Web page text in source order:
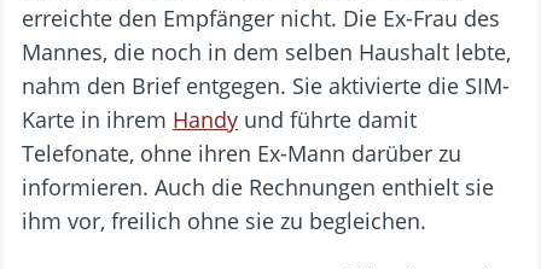
erreichte den Empfänger nicht. Die Ex-Frau des
Mannes, die noch in dem selben Haushalt lebte,
nahm den Brief entgegen. Sie aktivierte die SIM-
Karte in ihrem Handy und führte damit
Telefonate, ohne ihren Ex-Mann darüber zu
informieren. Auch die Rechnungen enthielt sie
ihm vor, freilich ohne sie zu begleichen.